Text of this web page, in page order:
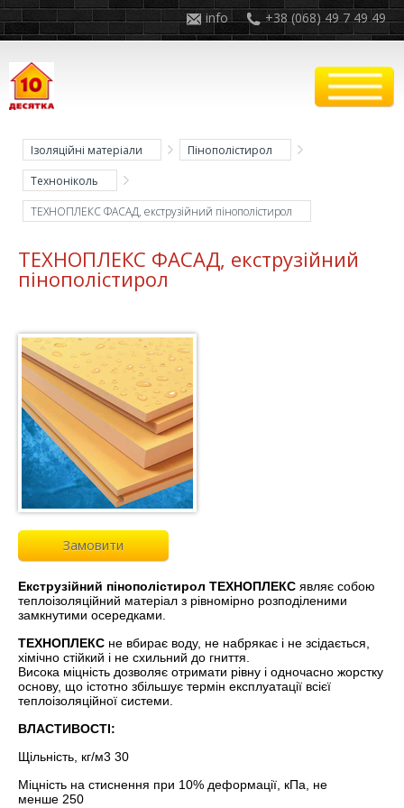
+38 (068) 49 7 49 49
info
Ізоляційні матеріали
Пінополістирол
Техноніколь
ТЕХНОПЛЕКС ФАСАД, екструзійний пінополістирол
ТЕХНОПЛЕКС ФАСАД, екструзійний
пінополістирол
Замовити
Екструзійний пінополістирол ТЕХНОПЛЕКС являє собою
теплоізоляційний матеріал з рівномірно розподіленими
замкнутими осередками.
ТЕХНОПЛЕКС не вбирає воду, не набрякає і не зсідається,
хімічно стійкий і не схильний до гниття.
Висока міцність дозволяє отримати рівну і одночасно жорстку
основу, що істотно збільшує термін експлуатації всієї
теплоізоляційної системи.
ВЛАСТИВОСТІ:
Щільність, кг/м3 30
Міцність на стиснення при 10% деформації, кПа, не
менше 250